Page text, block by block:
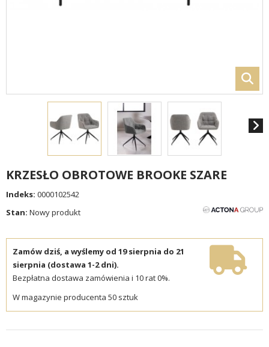
KRZESŁO OBROTOWE BROOKE SZARE
Indeks: 0000102542
Stan: Nowy produkt
Zamów dziś, a wyślemy od 19 sierpnia do 21
sierpnia (dostawa 1-2 dni).
Bezpłatna dostawa zamówienia i 10 rat 0%.
W magazynie producenta 50 sztuk